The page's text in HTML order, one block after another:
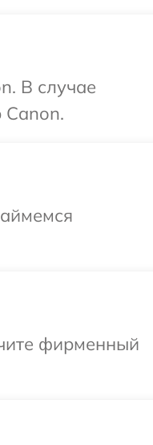
В случае
фирменный